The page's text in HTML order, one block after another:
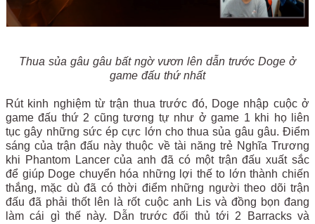
Thua sủa gâu gâu bất ngờ vươn lên dẫn trước Doge ở
game đấu thứ nhất
Rút kinh nghiệm từ trận thua trước đó, Doge nhập cuộc ở
game đấu thứ 2 cũng tương tự như ở game 1 khi họ liên
tục gây những sức ép cực lớn cho thua sủa gâu gâu. Điểm
sáng của trận đấu này thuộc về tài năng trẻ Nghĩa Trương
khi Phantom Lancer của anh đã có một trận đấu xuất sắc
để giúp Doge chuyển hóa những lợi thế to lớn thành chiến
thắng, mặc dù đã có thời điểm những người theo dõi trận
đấu đã phải thốt lên là rốt cuộc anh Lis và đồng bọn đang
làm cái gì thế này. Dẫn trước đối thủ tới 2 Barracks và